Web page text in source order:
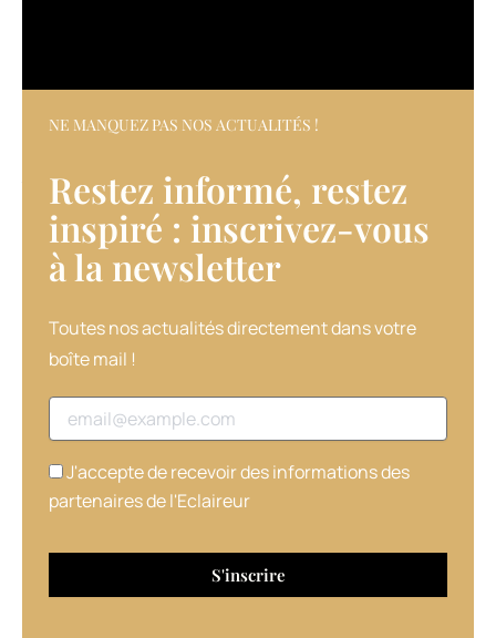
coupe
toute
autre
prestation
beauté
pour
proches,
quelques
clics
seulement.
Que
pour
NE MANQUEZ PAS NOS ACTUALITÉS !
Restez informé, restez
inspiré : inscrivez-vous
à la newsletter​
Toutes nos actualités directement dans votre
boîte mail !
Adresse email
J'accepte de recevoir des informations des
partenaires de l'Eclaireur